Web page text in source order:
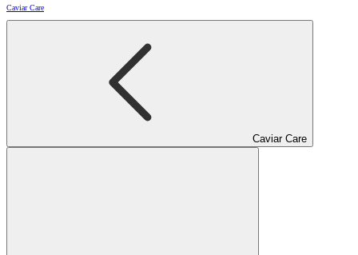
Caviar Care
Caviar Care